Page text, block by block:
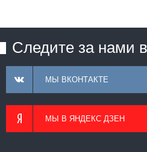
Следите за нами
МЫ ВКОНТАКТЕ
МЫ В ЯНДЕКС ДЗЕН